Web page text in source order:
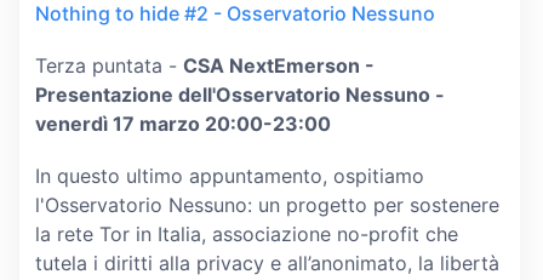
Nothing to hide #2 - Osservatorio Nessuno
Terza puntata - CSA NextEmerson -
Presentazione dell'Osservatorio Nessuno -
venerdì 17 marzo 20:00-23:00
In questo ultimo appuntamento, ospitiamo
l'Osservatorio Nessuno: un progetto per sostenere
la rete Tor in Italia, associazione no-profit che
tutela i diritti alla privacy e all’anonimato, la libertà